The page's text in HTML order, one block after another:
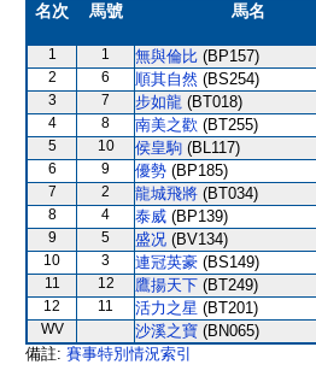
名次 馬號 馬名
1 1 無與倫比 (BP157)
2 6 順其自然 (BS254)
3 7 步如龍 (BT018)
4 8 南美之歡 (BT255)
5 10 侯皇駒 (BL117)
6 9 優勢 (BP185)
7 2 龍城飛將 (BT034)
8 4 泰威 (BP139)
9 5 盛况 (BV134)
10 3 連冠英豪 (BS149)
11 12 鷹揚天下 (BT249)
12 11 活力之星 (BT201)
WV 沙溪之寶 (BN065)
備註: 賽事特別情況索引